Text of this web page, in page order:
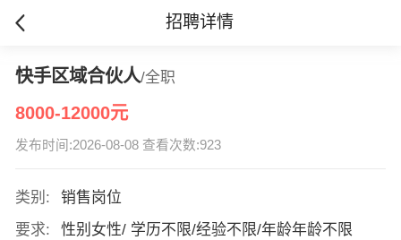
招聘详情
快手区域合伙人/全职
8000-12000元
发布时间:2026-08-08 查看次数:923
类别:
销售岗位
要求:
性别女性/ 学历不限/经验不限/年龄年龄不限